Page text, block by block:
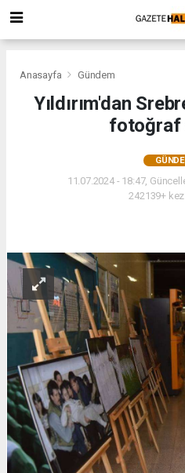
Anasayfa Gündem
Yıldırım'dan
fotoğraf
11.07.2024 - 18:47,
242139+